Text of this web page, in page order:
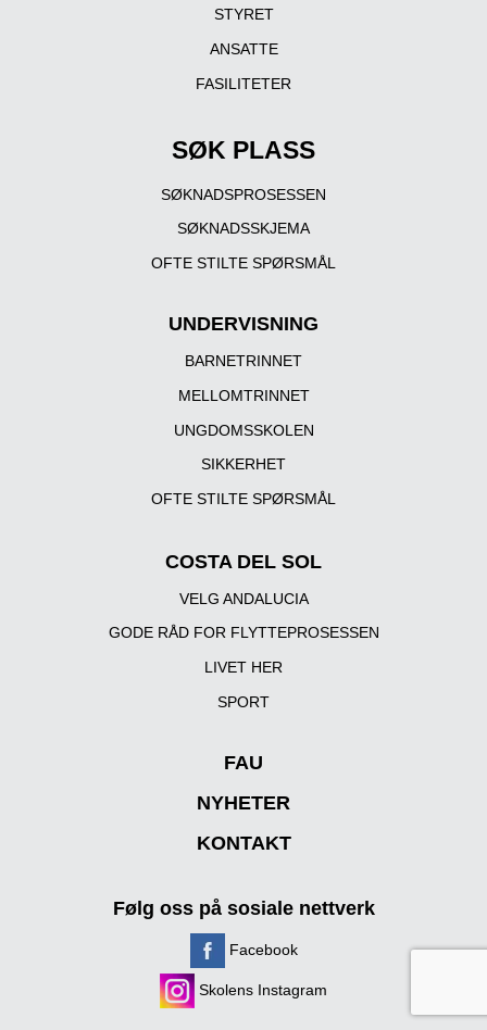
STYRET
ANSATTE
FASILITETER
SØK PLASS
SØKNADSPROSESSEN
SØKNADSSKJEMA
OFTE STILTE SPØRSMÅL
UNDERVISNING
BARNETRINNET
MELLOMTRINNET
UNGDOMSSKOLEN
SIKKERHET
OFTE STILTE SPØRSMÅL
COSTA DEL SOL
VELG ANDALUCIA
GODE RÅD FOR FLYTTEPROSESSEN
LIVET HER
SPORT
FAU
NYHETER
KONTAKT
Følg oss på sosiale nettverk
Facebook
Skolens Instagram